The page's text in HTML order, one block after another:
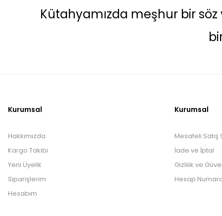
Kütahyamızda meşhur bir
Kurumsal
Hakkımızda
Kargo Takibi
Yeni Üyelik
Siparişlerim
Hesabım
Kurumsal
Mesafeli
İade ve İptal
Gizlilik ve
Hesap